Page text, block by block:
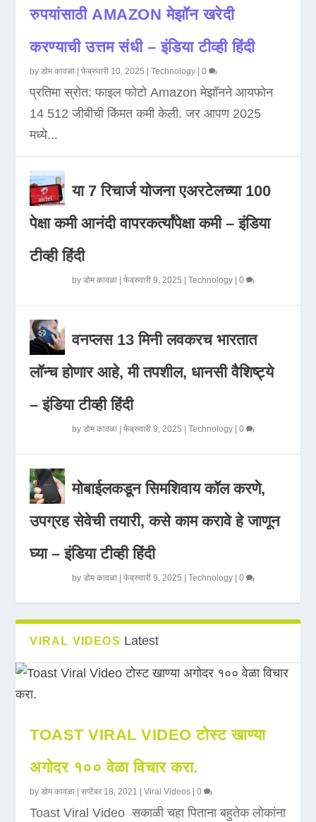
रुपयांसाठी AMAZON मेझॉन खरेदी
करण्याची उत्तम संधी – इंडिया टीव्ही हिंदी
byडोम कावळा |फेब्रुवारी 10, 2025 |Technology |0
प्रतिमा स्रोत: फाइल फोटो Amazon मेझॉनने आयफोन
14 512 जीबीची किंमत कमी केली. जर आपण 2025
मध्ये...
या 7 रिचार्ज योजना एअरटेलच्या 100
पेक्षा कमी आनंदी वापरकर्त्यांपेक्षा कमी – इंडिया
टीव्ही हिंदी
byडोम कावळा |फेब्रुवारी 9, 2025 |Technology |0
वनप्लस 13 मिनी लवकरच भारतात
लॉन्च होणार आहे, मी तपशील, धानसी वैशिष्ट्ये
– इंडिया टीव्ही हिंदी
byडोम कावळा |फेब्रुवारी 9, 2025 |Technology |0
मोबाईलकडून सिमशिवाय कॉल करणे,
उपग्रह सेवेची तयारी, कसे काम करावे हे जाणून
घ्या – इंडिया टीव्ही हिंदी
byडोम कावळा |फेब्रुवारी 9, 2025 |Technology |0
VIRAL VIDEOS Latest
TOAST VIRAL VIDEO टोस्ट खाण्या
अगोदर १०० वेळा विचार करा.
byडोम कावळा |सप्टेंबर 18, 2021 |Viral Videos |0
Toast Viral Video सकाळी चहा पिताना बहुतेक लोकांना